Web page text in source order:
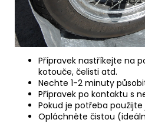
Přípravek nastříkejte na
kotouče, čelisti atd.
Nechte 1-2 minuty
Přípravek po kontaktu s
Pokud je potřeba
Opláchněte čistou